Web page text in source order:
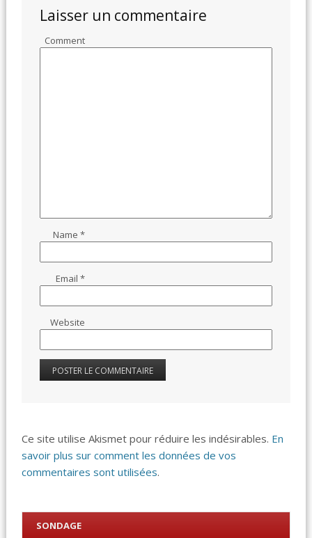
Laisser un commentaire
Comment
Name*
Email*
Website
Ce site utilise Akismet pour réduire les indésirables. En
savoir plus sur comment les données de vos
commentaires sont utilisées.
SONDAGE